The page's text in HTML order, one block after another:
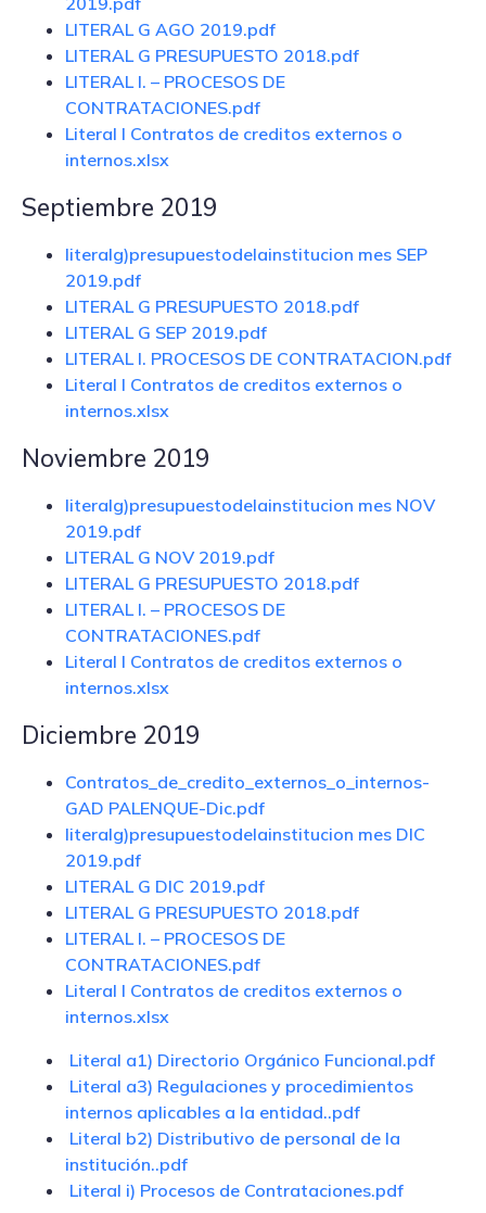
LITERAL G AGO 2019.pdf
LITERAL G PRESUPUESTO 2018.pdf
LITERAL I. – PROCESOS DE
CONTRATACIONES.pdf
Literal l Contratos de creditos externos o
internos.xlsx
Septiembre 2019
literalg)presupuestodelainstitucion mes SEP
2019.pdf
LITERAL G PRESUPUESTO 2018.pdf
LITERAL G SEP 2019.pdf
LITERAL I. PROCESOS DE CONTRATACION.pdf
Literal l Contratos de creditos externos o
internos.xlsx
Noviembre 2019
literalg)presupuestodelainstitucion mes NOV
2019.pdf
LITERAL G NOV 2019.pdf
LITERAL G PRESUPUESTO 2018.pdf
LITERAL I. – PROCESOS DE
CONTRATACIONES.pdf
Literal l Contratos de creditos externos o
internos.xlsx
Diciembre 2019
Contratos_de_credito_externos_o_internos-
GAD PALENQUE-Dic.pdf
literalg)presupuestodelainstitucion mes DIC
2019.pdf
LITERAL G DIC 2019.pdf
LITERAL G PRESUPUESTO 2018.pdf
LITERAL I. – PROCESOS DE
CONTRATACIONES.pdf
Literal l Contratos de creditos externos o
internos.xlsx
Literal a1) Directorio Orgánico Funcional.pdf
Literal a3) Regulaciones y procedimientos
internos aplicables a la entidad..pdf
Literal b2) Distributivo de personal de la
institución..pdf
Literal i) Procesos de Contrataciones.pdf